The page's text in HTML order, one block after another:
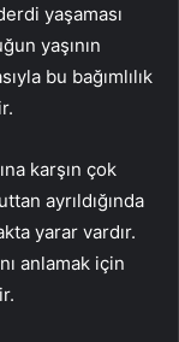
yaşaması
yaşının
bu bağımlılık
karşın çok
ayrıldığında
yarar vardır.
anlamak için